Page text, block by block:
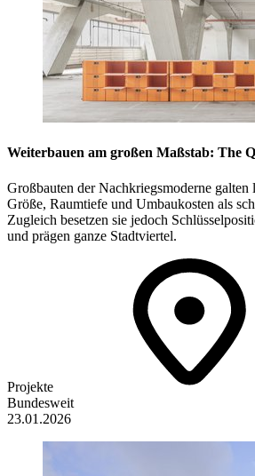
Weiterbauen am großen Maßstab: The
Großbauten der Nachkriegsmoderne galten
Größe, Raumtiefe und Umbaukosten als
Zugleich besetzen sie jedoch
und prägen ganze Stadtviertel.
Projekte
Bundesweit
23.01.2026